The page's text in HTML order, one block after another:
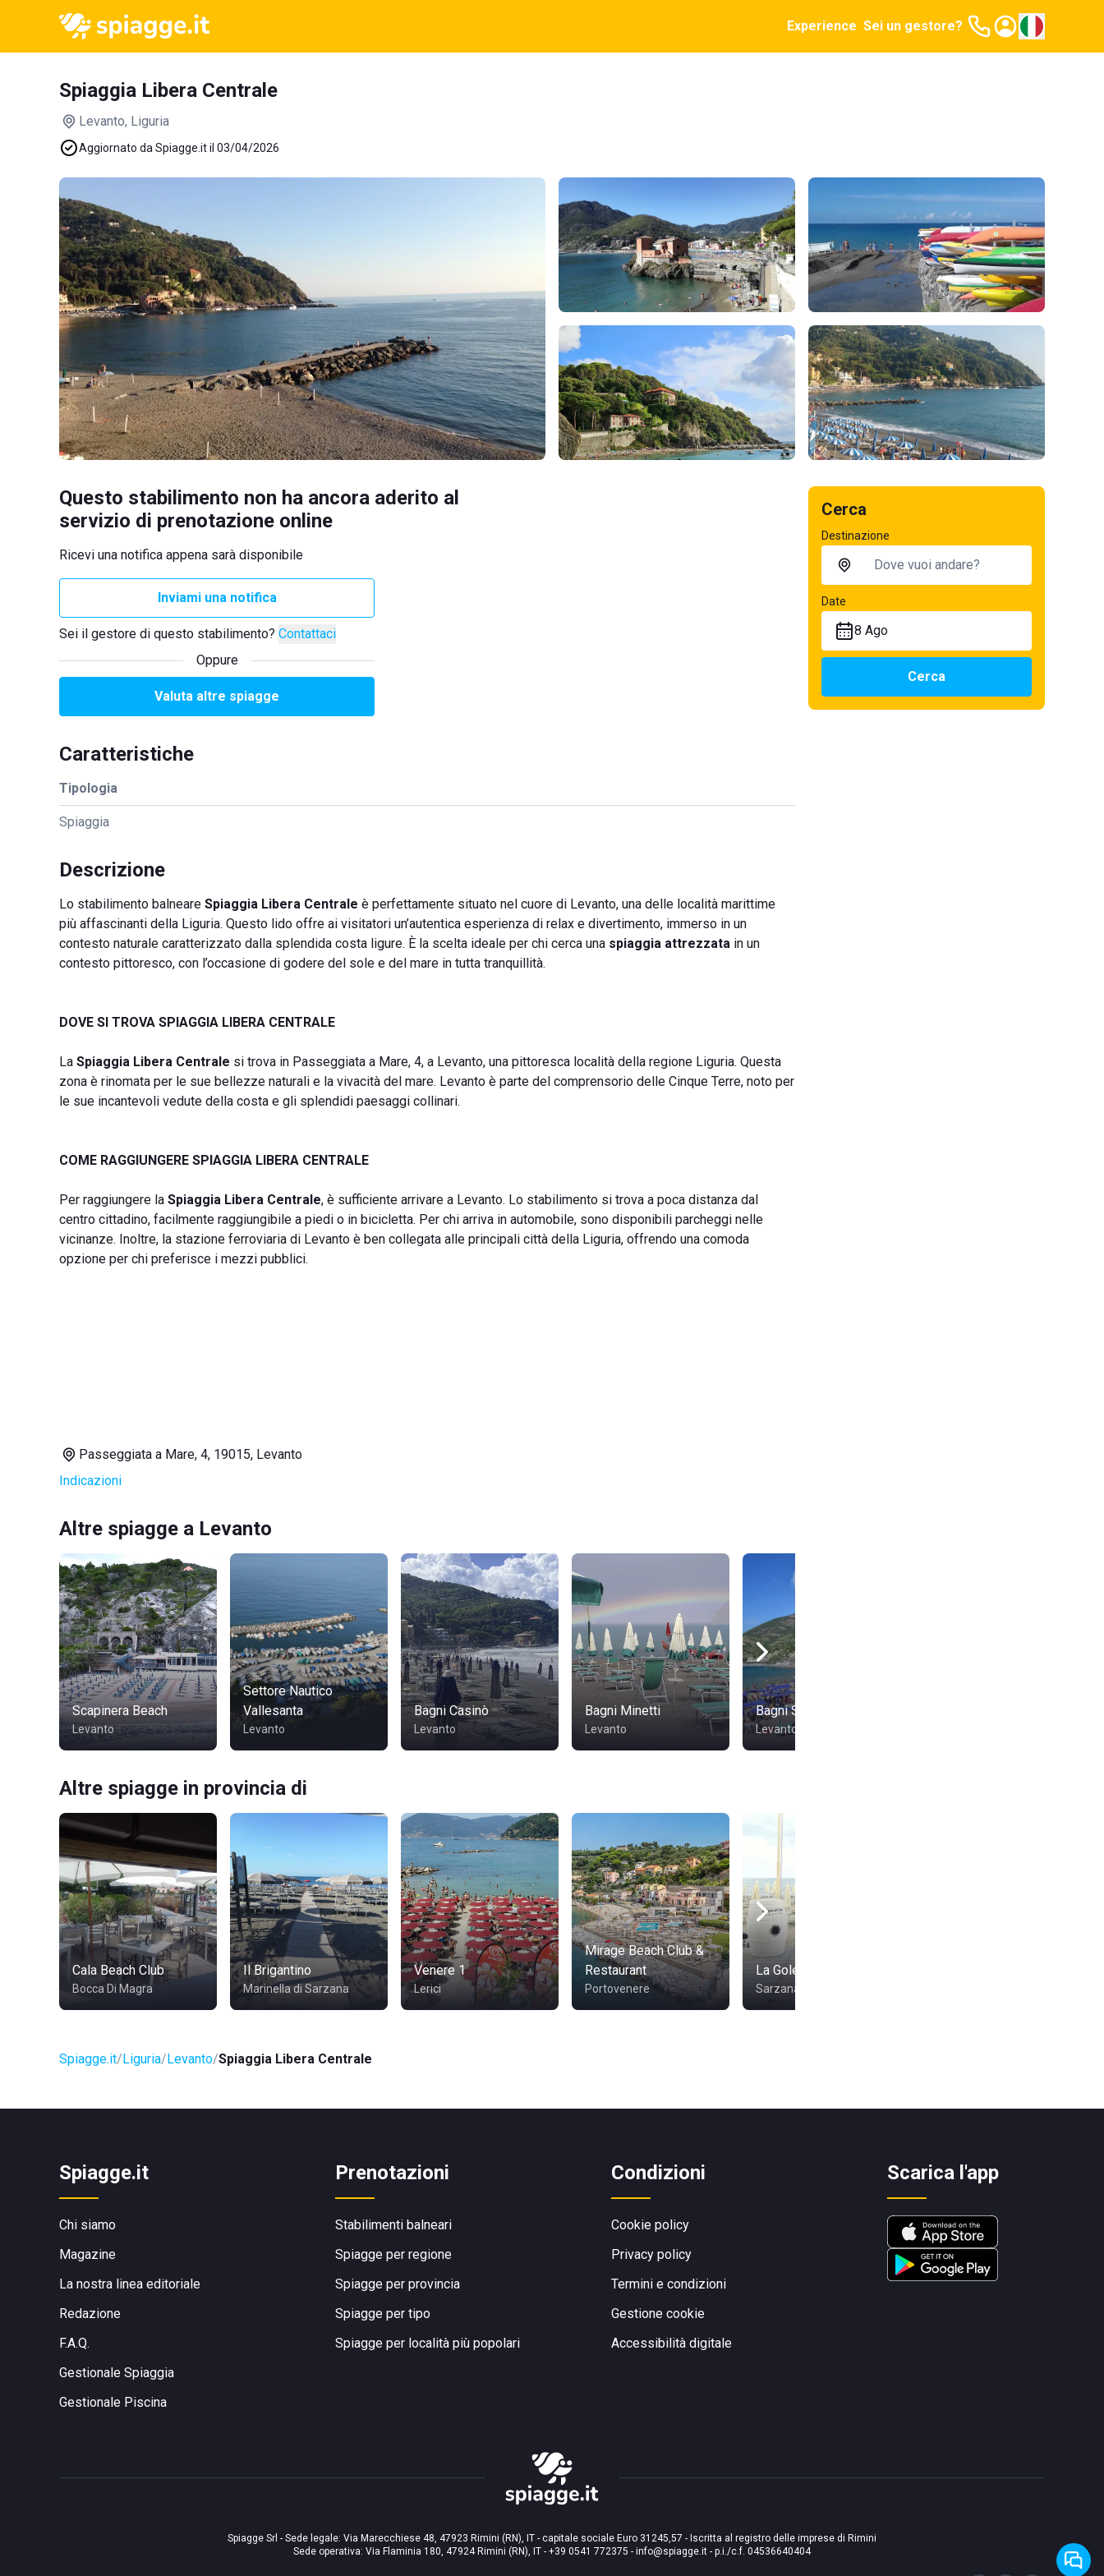
Experience Sei un gestore?
Spiaggia Libera Centrale
Levanto, Liguria
Aggiornato da Spiagge.it il 03/04/2026
Questo stabilimento non ha ancora aderito al
servizio di prenotazione online
Ricevi una notifica appena sarà disponibile
Inviami una notifica
Sei il gestore di questo stabilimento? Contattaci
Oppure
Valuta altre spiagge
Caratteristiche
Tipologia
Spiaggia
Descrizione
Lo stabilimento balneare Spiaggia Libera Centrale è perfettamente situato nel cuore di Levanto, una delle località marittime
più affascinanti della Liguria. Questo lido offre ai visitatori un’autentica esperienza di relax e divertimento, immerso in un
contesto naturale caratterizzato dalla splendida costa ligure. È la scelta ideale per chi cerca una spiaggia attrezzata in un
contesto pittoresco, con l’occasione di godere del sole e del mare in tutta tranquillità.
DOVE SI TROVA SPIAGGIA LIBERA CENTRALE
La Spiaggia Libera Centrale si trova in Passeggiata a Mare, 4, a Levanto, una pittoresca località della regione Liguria. Questa
zona è rinomata per le sue bellezze naturali e la vivacità del mare. Levanto è parte del comprensorio delle Cinque Terre, noto per
le sue incantevoli vedute della costa e gli splendidi paesaggi collinari.
COME RAGGIUNGERE SPIAGGIA LIBERA CENTRALE
Per raggiungere la Spiaggia Libera Centrale, è sufficiente arrivare a Levanto. Lo stabilimento si trova a poca distanza dal
centro cittadino, facilmente raggiungibile a piedi o in bicicletta. Per chi arriva in automobile, sono disponibili parcheggi nelle
vicinanze. Inoltre, la stazione ferroviaria di Levanto è ben collegata alle principali città della Liguria, offrendo una comoda
opzione per chi preferisce i mezzi pubblici.
Passeggiata a Mare, 4, 19015, Levanto
Indicazioni
Altre spiagge a Levanto
Scapinera Beach
Levanto
Settore Nautico
Vallesanta
Levanto
Bagni Casinò
Levanto
Bagni Minetti
Levanto
Bagni Sirena
Levanto
Altre spiagge in provincia di
Cala Beach Club
Bocca Di Magra
Il Brigantino
Marinella di Sarzana
Venere 1
Lerici
Mirage Beach Club &
Restaurant
Portovenere
La Goletta Beach
Sarzana
Spiagge.it Liguria Levanto Spiaggia Libera Centrale
Cerca
Destinazione
Date
8 Ago
Cerca
Spiagge.it
Chi siamo
Magazine
La nostra linea editoriale
Redazione
F.A.Q.
Gestionale Spiaggia
Gestionale Piscina
Prenotazioni
Stabilimenti balneari
Spiagge per regione
Spiagge per provincia
Spiagge per tipo
Spiagge per località più popolari
Condizioni
Cookie policy
Privacy policy
Termini e condizioni
Gestione cookie
Accessibilità digitale
Scarica l'app
Spiagge Srl - Sede legale: Via Marecchiese 48, 47923 Rimini (RN), IT - capitale sociale Euro 31245,57 - Iscritta al registro delle imprese di Rimini
Sede operativa: Via Flaminia 180, 47924 Rimini (RN), IT - +39 0541 772375 - info@spiagge.it - p.i./c.f. 04536640404